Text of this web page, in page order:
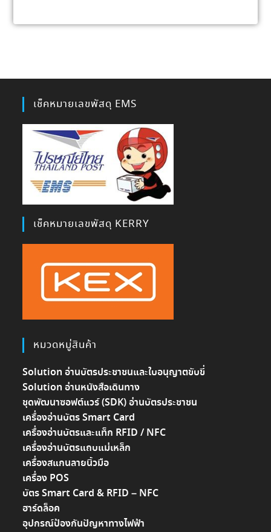
เช็คหมายเลขพัสดุ EMS
เช็คหมายเลขพัสดุ KERRY
หมวดหมู่สินค้า
Solution อ่านบัตรประชาชนและใบอนุญาตขับขี่
Solution อ่านหนังสือเดินทาง
ชุดพัฒนาซอฟต์แวร์ (SDK) อ่านบัตรประชาชน
เครื่องอ่านบัตร Smart Card
เครื่องอ่านบัตรและแท็ก RFID / NFC
เครื่องอ่านบัตรแถบแม่เหล็ก
เครื่องสแกนลายนิ้วมือ
เครื่อง POS
บัตร Smart Card & RFID – NFC
ฮาร์ดล็อค
อุปกรณ์ป้องกันปัญหาทางไฟฟ้า